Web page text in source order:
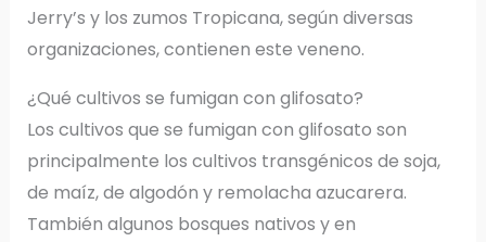
Jerry’s y los zumos Tropicana, según diversas
organizaciones, contienen este veneno.
¿Qué cultivos se fumigan con glifosato?
Los cultivos que se fumigan con glifosato son
principalmente los cultivos transgénicos de soja,
de maíz, de algodón y remolacha azucarera.
También algunos bosques nativos y en